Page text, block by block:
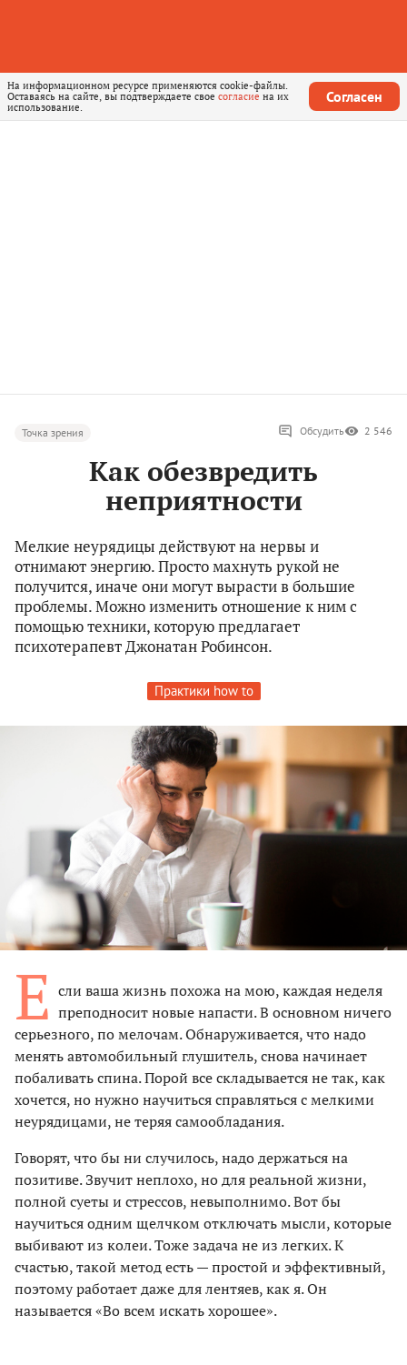
На информационном ресурсе применяются cookie-файлы.
Оставаясь на сайте, вы подтверждаете свое согласие на их
использование.
Согласен
Точка зрения Обсудить 2 546
Как обезвредить
неприятности
Мелкие неурядицы действуют на нервы и
отнимают энергию. Просто махнуть рукой не
получится, иначе они могут вырасти в большие
проблемы. Можно изменить отношение к ним с
помощью техники, которую предлагает
психотерапевт Джонатан Робинсон.
Практики how to
Е сли ваша жизнь похожа на мою, каждая неделя
преподносит новые напасти. В основном ничего
серьезного, по мелочам. Обнаруживается, что надо
менять автомобильный глушитель, снова начинает
побаливать спина. Порой все складывается не так, как
хочется, но нужно научиться справляться с мелкими
неурядицами, не теряя самообладания.
Говорят, что бы ни случилось, надо держаться на
позитиве. Звучит неплохо, но для реальной жизни,
полной суеты и стрессов, невыполнимо. Вот бы
научиться одним щелчком отключать мысли, которые
выбивают из колеи. Тоже задача не из легких. К
счастью, такой метод есть — простой и эффективный,
поэтому работает даже для лентяев, как я. Он
называется «Во всем искать хорошее».